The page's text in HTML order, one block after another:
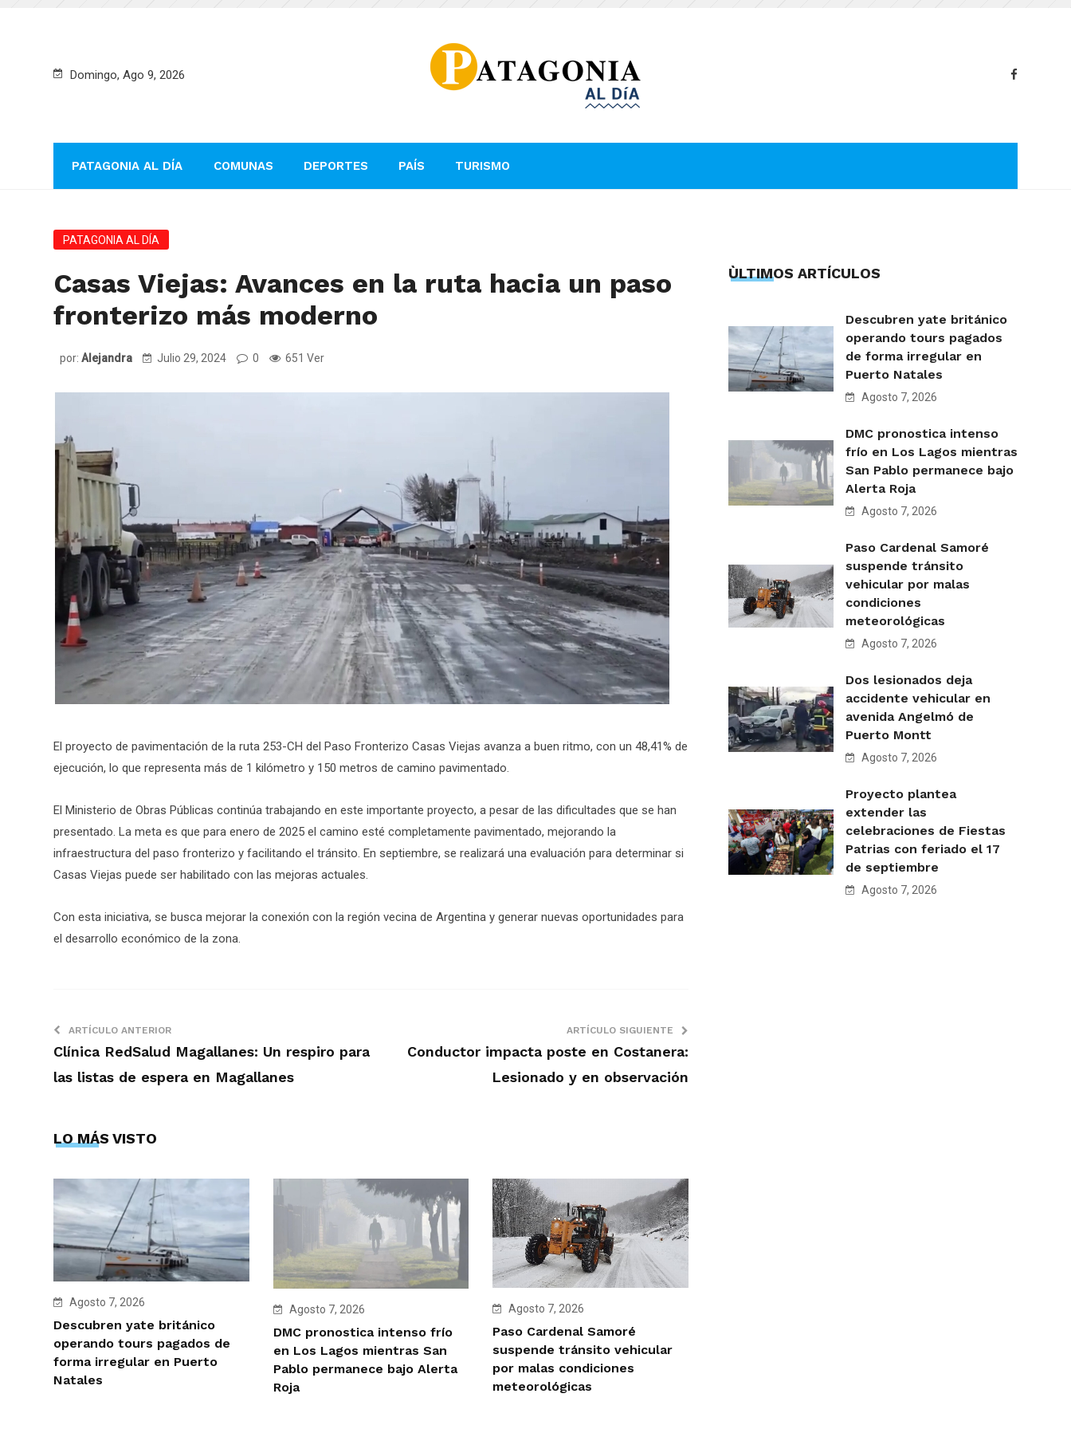
Domingo, Ago 9, 2026
PATAGONIA AL DÍA COMUNAS DEPORTES PAÍS TURISMO
PATAGONIA AL DÍA
Casas Viejas: Avances en la ruta hacia un paso
fronterizo más moderno
por: Alejandra Julio 29, 2024 0 651 Ver
El proyecto de pavimentación de la ruta 253-CH del Paso Fronterizo Casas Viejas avanza a buen ritmo, con un 48,41% de
ejecución, lo que representa más de 1 kilómetro y 150 metros de camino pavimentado.
El Ministerio de Obras Públicas continúa trabajando en este importante proyecto, a pesar de las dificultades que se han
presentado. La meta es que para enero de 2025 el camino esté completamente pavimentado, mejorando la
infraestructura del paso fronterizo y facilitando el tránsito. En septiembre, se realizará una evaluación para determinar si
Casas Viejas puede ser habilitado con las mejoras actuales.
Con esta iniciativa, se busca mejorar la conexión con la región vecina de Argentina y generar nuevas oportunidades para
el desarrollo económico de la zona.
ARTÍCULO ANTERIOR
Clínica RedSalud Magallanes: Un respiro para
las listas de espera en Magallanes
ARTÍCULO SIGUIENTE
Conductor impacta poste en Costanera:
Lesionado y en observación
LO MÁS VISTO
Agosto 7, 2026
Descubren yate británico
operando tours pagados de
forma irregular en Puerto
Natales
Agosto 7, 2026
DMC pronostica intenso frío
en Los Lagos mientras San
Pablo permanece bajo Alerta
Roja
Agosto 7, 2026
Paso Cardenal Samoré
suspende tránsito vehicular
por malas condiciones
meteorológicas
ÙLTIMOS ARTÍCULOS
Descubren yate británico
operando tours pagados
de forma irregular en
Puerto Natales
Agosto 7, 2026
DMC pronostica intenso
frío en Los Lagos mientras
San Pablo permanece bajo
Alerta Roja
Agosto 7, 2026
Paso Cardenal Samoré
suspende tránsito
vehicular por malas
condiciones
meteorológicas
Agosto 7, 2026
Dos lesionados deja
accidente vehicular en
avenida Angelmó de
Puerto Montt
Agosto 7, 2026
Proyecto plantea
extender las
celebraciones de Fiestas
Patrias con feriado el 17
de septiembre
Agosto 7, 2026